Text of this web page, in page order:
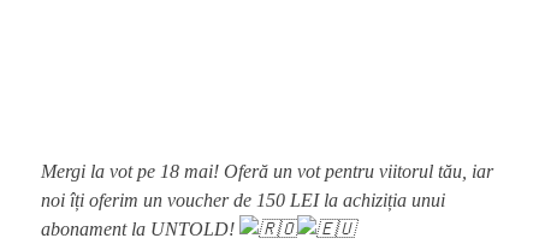
Mergi la vot pe 18 mai! Oferă un vot pentru viitorul tău, iar
noi îți oferim un voucher de 150 LEI la achiziția unui
abonament la UNTOLD!